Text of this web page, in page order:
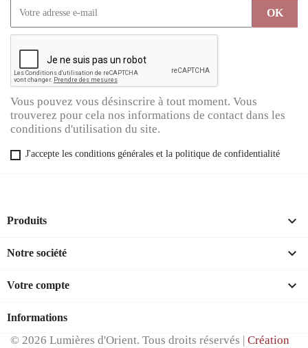
Vous pouvez vous désinscrire à tout moment. Vous
trouverez pour cela nos informations de contact dans les
conditions d'utilisation du site.
J'accepte les conditions générales et la politique de confidentialité
Produits 
Notre société 
Votre compte 
Informations
© 2026 Lumières d'Orient. Tous droits réservés | Création